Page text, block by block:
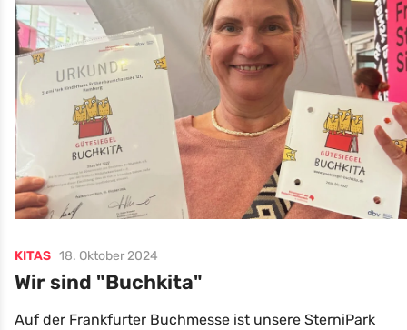
KITAS 18. Oktober 2024
Wir sind "Buchkita"
Auf der Frankfurter Buchmesse ist unsere SterniPark